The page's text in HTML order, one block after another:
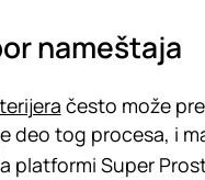
nameštaja
često može
deo tog procesa, i
platformi Super